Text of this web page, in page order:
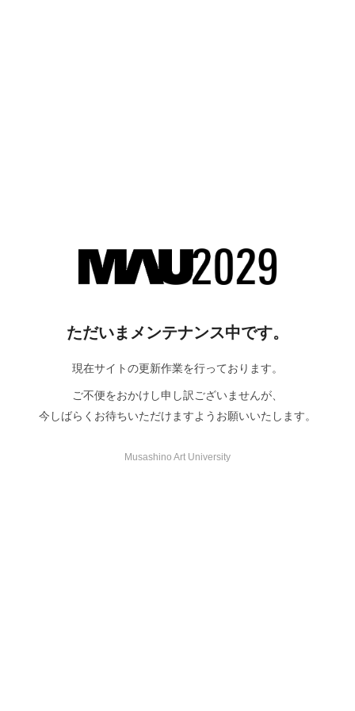
ただいまメンテナンス中です。
現在サイトの更新作業を行っております。
ご不便をおかけし申し訳ございませんが、
今しばらくお待ちいただけますようお願いいたします。
Musashino Art University